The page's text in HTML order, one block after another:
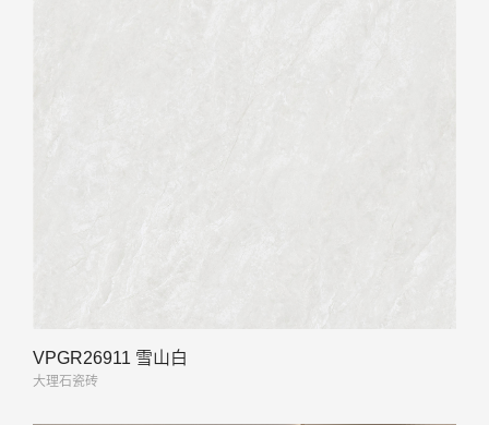
VPGR26911 雪山白
大理石瓷砖